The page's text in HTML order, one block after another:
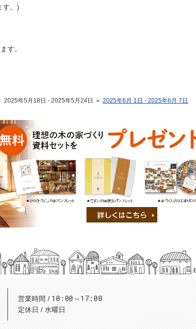
す。)
す。
2025年5月18日 - 2025年5月24日 » 2025年6月 1日 - 2025年6月 7日
営業時間 10:00～17:00
定休日 水曜日